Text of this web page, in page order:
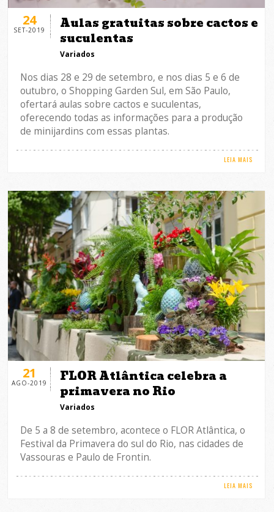
24
SET-2019
Aulas gratuitas sobre cactos e
suculentas
Variados
Nos dias 28 e 29 de setembro, e nos dias 5 e 6 de
outubro, o Shopping Garden Sul, em São Paulo,
ofertará aulas sobre cactos e suculentas,
oferecendo todas as informações para a produção
de minijardins com essas plantas.
LEIA MAIS
21
AGO-2019
FLOR Atlântica celebra a
primavera no Rio
Variados
De 5 a 8 de setembro, acontece o FLOR Atlântica, o
Festival da Primavera do sul do Rio, nas cidades de
Vassouras e Paulo de Frontin.
LEIA MAIS